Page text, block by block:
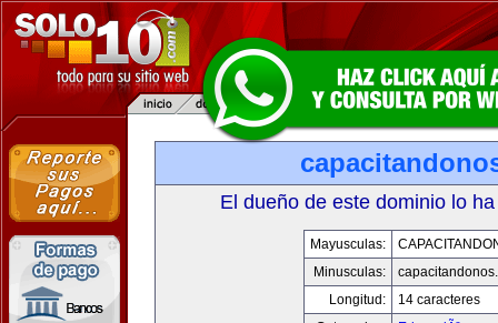
El dueño de este dominio lo
Mayusculas:
Minusculas:
Longitud:
14 caracteres